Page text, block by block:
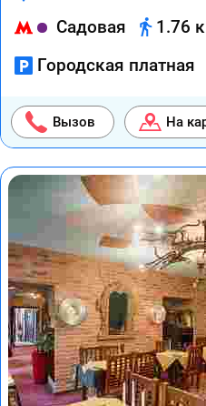
Садовая
1.76
Городская платная
Вызов На